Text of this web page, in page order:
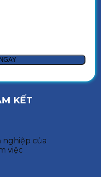
KẾT
của
việc